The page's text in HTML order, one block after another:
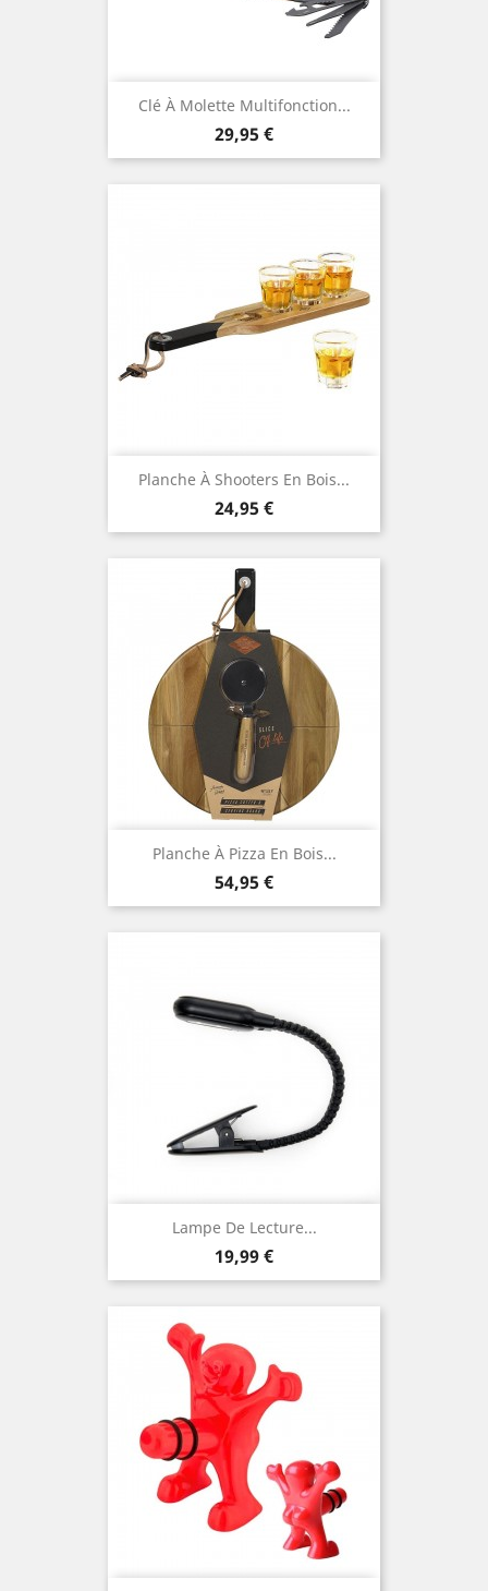
Clé À Molette Multifonction...
Prix
29,95 €
Planche À Shooters En Bois...
Prix
24,95 €
Planche À Pizza En Bois...
Prix
54,95 €
Lampe De Lecture...
Prix
19,99 €